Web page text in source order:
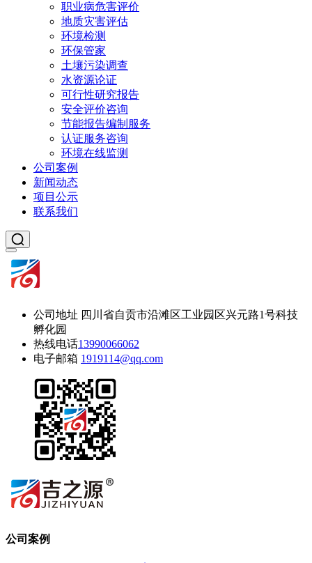
职业病危害评价
地质灾害评估
环境检测
环保管家
土壤污染调查
水资源论证
可行性研究报告
安全评价咨询
节能报告编制服务
认证服务咨询
环境在线监测
公司案例
新闻动态
项目公示
联系我们
公司地址 四川省自贡市沿滩区工业园区兴元路1号科技
孵化园
热线电话13990066062
电子邮箱 1919114@qq.com
公司案例